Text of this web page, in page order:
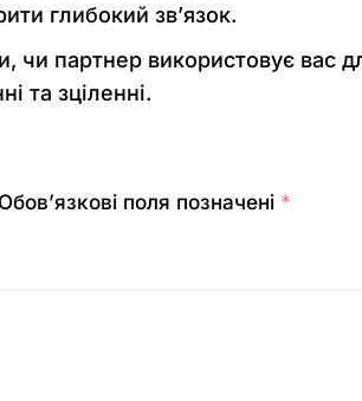
глибокий зв’язок.
чи партнер використовує вас
та зціленні.
Обов’язкові поля позначені *